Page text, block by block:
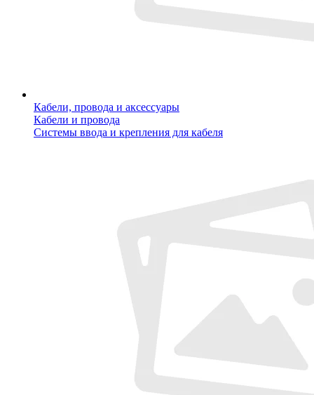
Кабели, провода и аксессуары
Кабели и провода
Системы ввода и крепления для кабеля